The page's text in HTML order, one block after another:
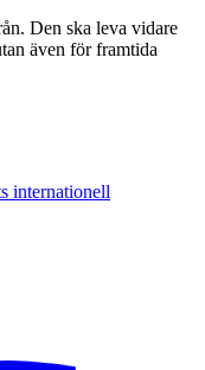
Den ska leva vidare
även för framtida
internationell